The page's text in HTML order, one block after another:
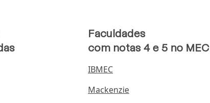
Faculdades
com notas 4 e 5 no MEC
IBMEC
Mackenzie